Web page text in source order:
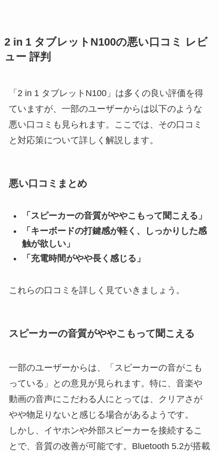
2 in 1 タブレットN100の悪い口コミ レビ
ュー 評判
「2 in 1 タブレットN100」は多くの良い評価を得
ていますが、一部のユーザーからは以下のような
悪い口コミも見られます。ここでは、その口コミ
と対応策について詳しく解説します。
悪い口コミまとめ
「スピーカーの音質がややこもって聞こえる」
「キーボードの打鍵感が軽く、しっかりした感
触が欲しい」
「充電時間がやや長く感じる」
これらの口コミを詳しく見ていきましょう。
スピーカーの音質がややこもって聞こえる
一部のユーザーからは、「スピーカーの音がこも
っている」との意見が見られます。特に、音楽や
動画の音声にこだわる人にとっては、クリアさが
やや物足りないと感じる場合があるようです。
しかし、イヤホンや外部スピーカーを接続するこ
とで、音質の改善が可能です。Bluetooth 5.2が搭載